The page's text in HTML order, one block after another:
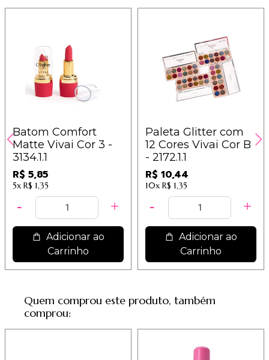
Batom Comfort
Matte Vivai Cor 3 -
3134.1.1
R$ 5,85
5x R$ 1,35
Adicionar ao
Carrinho
Paleta Glitter com
12 Cores Vivai Cor B
- 2172.1.1
R$ 10,44
10x R$ 1,35
Adicionar ao
Carrinho
Quem comprou este produto, também
comprou: